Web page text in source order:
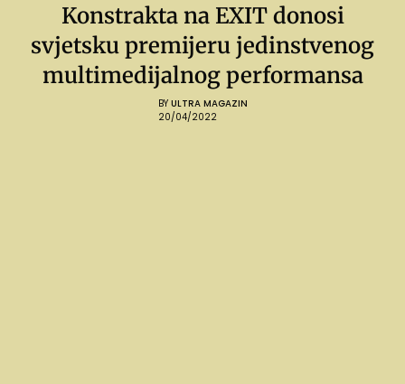
Konstrakta na EXIT donosi
svjetsku premijeru jedinstvenog
multimedijalnog performansa
BY ULTRA MAGAZIN
20/04/2022